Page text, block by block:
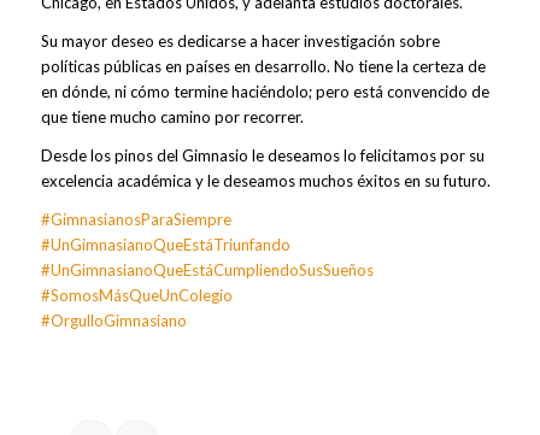
Su mayor deseo es dedicarse a hacer investigación sobre
políticas públicas en países en desarrollo. No tiene la certeza de
en dónde, ni cómo termine haciéndolo; pero está convencido de
que tiene mucho camino por recorrer.
Desde los pinos del Gimnasio le deseamos lo felicitamos por su
excelencia académica y le deseamos muchos éxitos en su futuro.
#GimnasianosParaSiempre
#UnGimnasianoQueEstáTriunfando
#UnGimnasianoQueEstáCumpliendoSusSueños
#SomosMásQueUnColegio
#OrgulloGimnasiano